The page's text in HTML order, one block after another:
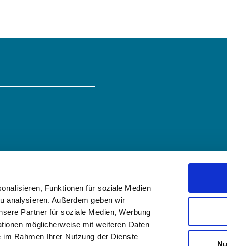
Funktionen für soziale Medien
analysieren. Außerdem geben wir
Partner für soziale Medien, Werbung
möglicherweise mit weiteren Daten
Rahmen Ihrer Nutzung der Dienste